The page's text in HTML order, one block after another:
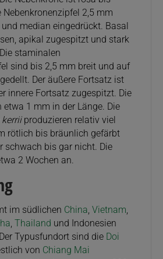
Nebenkronenzipfel 2,5 mm
median eingedrückt. Basal
apikal zugespitzt und stark
staminalen
sind bis 2,5 mm breit und auf
Der äußere Fortsatz ist
innere Fortsatz zugespitzt. Die
etwa 1 mm in der Länge. Die
produzieren relativ viel
rötlich bis bräunlich gefärbt
schwach bis gar nicht. Die
2 Wochen an.
im südlichen China Vietnam
Thailand und Indonesien
Typusfundort sind die Doi
von Chiang Mai